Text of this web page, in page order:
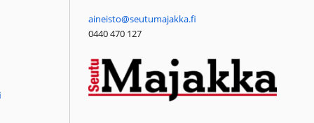
aineisto@seutumajakka.fi
0440 470 127